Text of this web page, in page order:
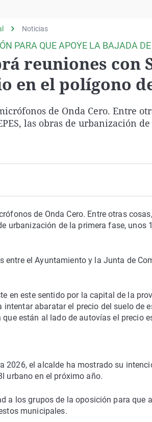
Noticias
PARA QUE APOYE LA BAJADA
reuniones con
en el polígono
de Onda Cero. Entre
las obras de urbanización
de Onda Cero. Entre otras
urbanización de la primera fase, unos
entre el Ayuntamiento y la Junta de
en este sentido por la capital de la
abaratar el precio del suelo de
están al lado de autovías el precio
2026, el alcalde ha mostrado su
urbano en el próximo año.
a los grupos de la oposición para que
municipales.